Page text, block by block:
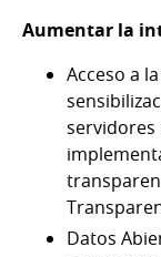
Aumentar la
Acceso a
servidores
Datos